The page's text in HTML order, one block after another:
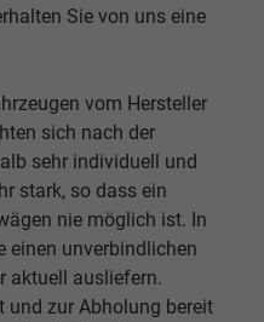
Sie von uns eine
vom Hersteller
sich nach der
sehr individuell und
stark, so dass ein
nie möglich ist. In
einen unverbindlichen
aktuell ausliefern.
und zur Abholung bereit